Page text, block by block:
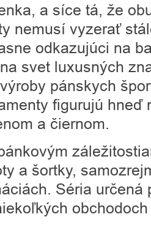
a síce tá, že
nemusí vyzerať
odkazujúci na
svet luxusných
pánskych
figurujú hneď
a čiernom.
a šortky,
Séria určená